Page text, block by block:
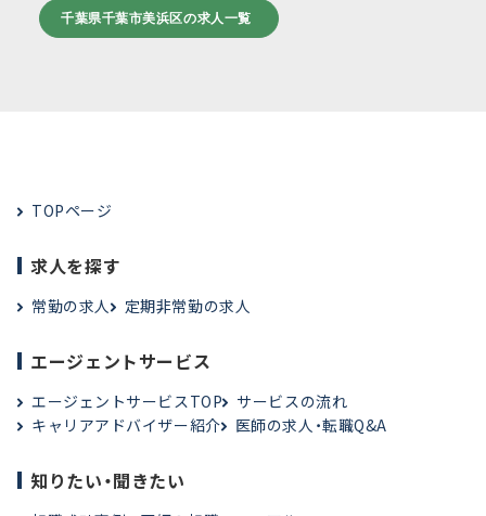
千葉県千葉市美浜区の求人一覧
TOPページ
求人を探す
常勤の求人 定期非常勤の求人
エージェントサービス
エージェントサービスTOP
サービスの流れ
キャリアアドバイザー紹介
医師の求人・転職Q&A
知りたい・聞きたい